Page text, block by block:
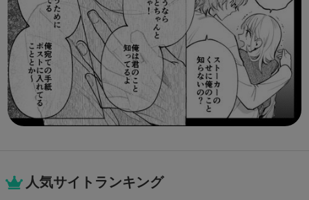
人気サイトランキング